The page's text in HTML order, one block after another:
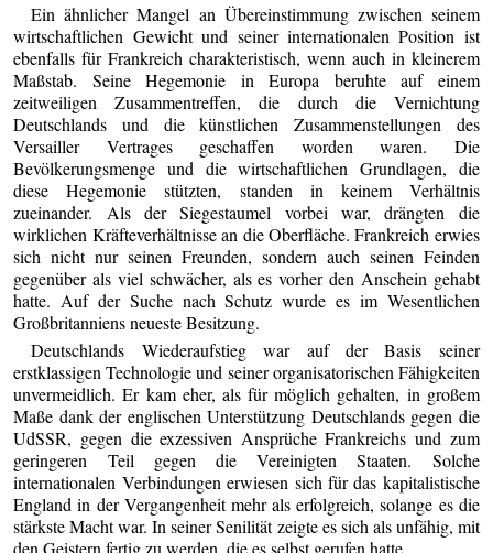
Ein ähnlicher Mangel an Übereinstimmung zwischen seinem
wirtschaftlichen Gewicht und seiner internationalen Position ist
ebenfalls für Frankreich charakteristisch, wenn auch in kleinerem
Maßstab. Seine Hegemonie in Europa beruhte auf einem
zeitweiligen Zusammentreffen, die durch die Vernichtung
Deutschlands und die künstlichen Zusammenstellungen des
Versailler Vertrages geschaffen worden waren. Die
Bevölkerungsmenge und die wirtschaftlichen Grundlagen, die
diese Hegemonie stützten, standen in keinem Verhältnis
zueinander. Als der Siegestaumel vorbei war, drängten die
wirklichen Kräfteverhältnisse an die Oberfläche. Frankreich erwies
sich nicht nur seinen Freunden, sondern auch seinen Feinden
gegenüber als viel schwächer, als es vorher den Anschein gehabt
hatte. Auf der Suche nach Schutz wurde es im Wesentlichen
Großbritanniens neueste Besitzung.
Deutschlands Wiederaufstieg war auf der Basis seiner
erstklassigen Technologie und seiner organisatorischen Fähigkeiten
unvermeidlich. Er kam eher, als für möglich gehalten, in großem
Maße dank der englischen Unterstützung Deutschlands gegen die
UdSSR, gegen die exzessiven Ansprüche Frankreichs und zum
geringeren Teil gegen die Vereinigten Staaten. Solche
internationalen Verbindungen erwiesen sich für das kapitalistische
England in der Vergangenheit mehr als erfolgreich, solange es die
stärkste Macht war. In seiner Senilität zeigte es sich als unfähig, mit
den Geistern fertig zu werden, die es selbst gerufen hatte.